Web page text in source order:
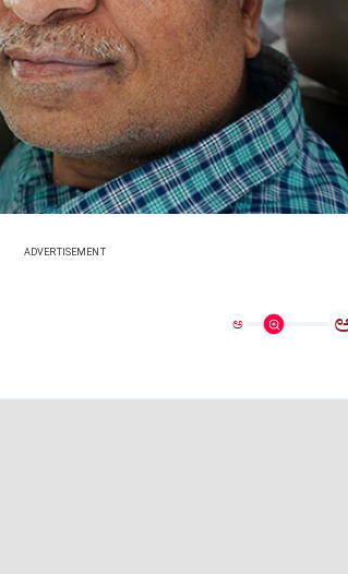
ADVERTISEMENT
ಅ